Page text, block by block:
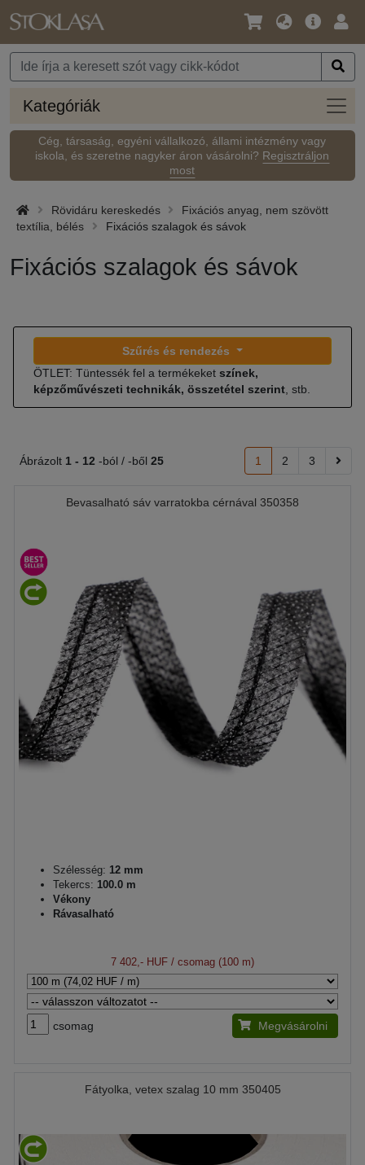
Nyelv
Pénznem
Fő
Kategóriák
Cég, társaság, egyéni vállalkozó, állami intézmény vagy
iskola, és szeretne nagyker áron vásárolni? Regisztráljon
most
Rövidáru kereskedés
Fixációs anyag, nem szövött
textília, bélés
Fixációs szalagok és sávok
Fixációs szalagok és sávok
Szűrés és rendezés
ÖTLET: Tüntessék fel a termékeket színek,
képzőművészeti technikák, összetétel szerint , stb.
Ábrázolt 1 - 12 -ból / -ből 25 1 2 3
Bevasalható sáv varratokba cérnával 350358
Szélesség: 12 mm
Tekercs: 100.0 m
Vékony
Rávasalható
7 402,- HUF / csomag (100 m)
csomag Megvásárolni
Fátyolka, vetex szalag 10 mm 350405